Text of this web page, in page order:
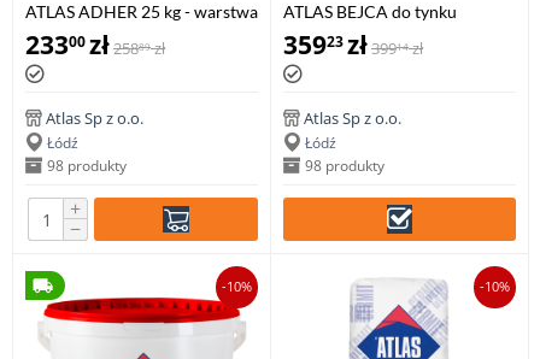
ATLAS ADHER 25 kg - warstwa
kontaktowa systemu BETONER
23300zł25889 zł
Atlas Sp z o.o.
Łódź
98 produkty
+
−
ATLAS BEJCA do tynku
imitującego drewno, 4 litry
35923zł39914 zł
Atlas Sp z o.o.
Łódź
98 produkty
-10% -10%